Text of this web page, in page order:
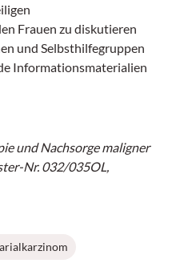
Frauen zu diskutieren
und Selbsthilfegruppen
Informationsmaterialien
und Nachsorge maligner
Nr. 032/035OL,